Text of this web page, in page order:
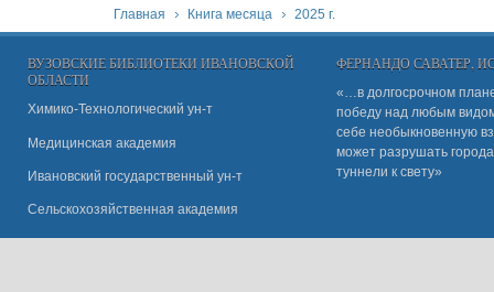
Главная Книга месяца 2025 г.
ВУЗОВСКИЕ БИБЛИОТЕКИ ИВАНОВСКОЙ
ОБЛАСТИ
Химико-Технологический ун-т
Медицинская академия
Ивановский государственный ун-т
Сельскохозяйственная академия
ФЕРНАНДО САВАТЕР,
«…в долгосрочном
победу над любым
себе необыкновенную
может разрушать
туннели к свету»